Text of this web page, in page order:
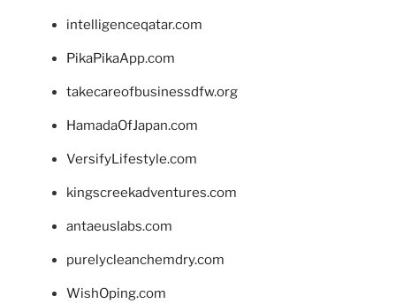
intelligenceqatar.com
PikaPikaApp.com
takecareofbusinessdfw.org
HamadaOfJapan.com
VersifyLifestyle.com
kingscreekadventures.com
antaeuslabs.com
purelycleanchemdry.com
WishOping.com